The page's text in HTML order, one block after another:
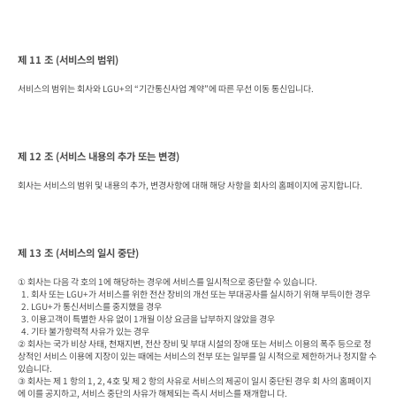
제 11 조 (서비스의 범위)
서비스의 범위는 회사와 LGU+의 “기간통신사업 계약”에 따른 무선 이동 통신입니다.
제 12 조 (서비스 내용의 추가 또는 변경)
회사는 서비스의 범위 및 내용의 추가, 변경사항에 대해 해당 사항을 회사의 홈페이지에 공지합니다.
제 13 조 (서비스의 일시 중단)
① 회사는 다음 각 호의 1에 해당하는 경우에 서비스를 일시적으로 중단할 수 있습니다.
② 회사는 국가 비상 사태, 천재지변, 전산 장비 및 부대 시설의 장애 또는 서비스 이용의 폭주 등으로 정
상적인 서비스 이용에 지장이 있는 때에는 서비스의 전부 또는 일부를 일 시적으로 제한하거나 정지할 수
있습니다.
③ 회사는 제 1 항의 1, 2, 4호 및 제 2 항의 사유로 서비스의 제공이 일시 중단된 경우 회 사의 홈페이지
에 이를 공지하고, 서비스 중단의 사유가 해제되는 즉시 서비스를 재개합니 다.